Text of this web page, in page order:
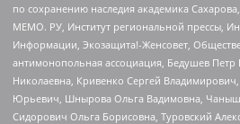
по сохранению наследия академика
МЕМО. РУ, Институт региональной прессы,
Информации, Экозащита!-Женсовет,
антимонопольная ассоциация, Бедушев Петр
Николаевна, Кривенко Сергей
Юрьевич, Шнырова Ольга Вадимовна,
Сидорович Ольга Борисовна, Туровский